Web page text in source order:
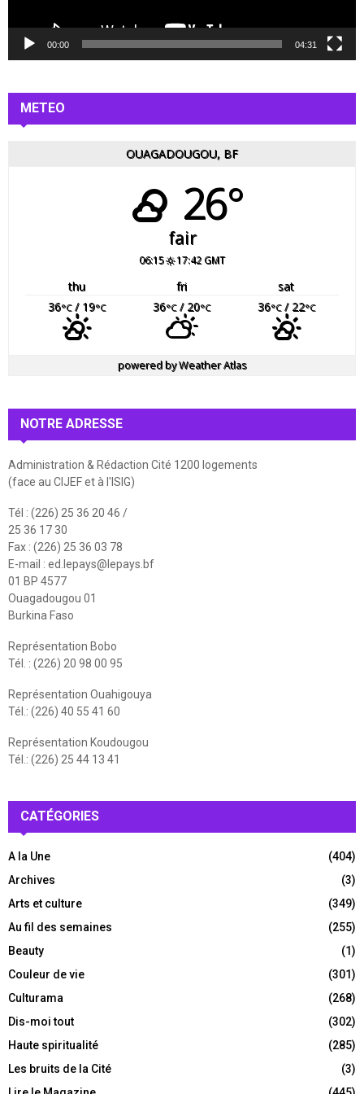
d
o
00:00 04:31
METEO
OUAGADOUGOU, BF
26°
fair
06:15 17:42 GMT
thu fri
sat
36°C/ 19°C 36°C/ 20°C 36°C/ 22°C
powered byWeather Atlas
NOTRE ADRESSE
Administration & Rédaction Cité 1200 logements
(face au CIJEF et à l'ISIG)
Tél : (226) 25 36 20 46 /
25 36 17 30
Fax : (226) 25 36 03 78
E-mail : ed.lepays@lepays.bf
01 BP 4577
Ouagadougou 01
Burkina Faso
Représentation Bobo
Tél. : (226) 20 98 00 95
Représentation Ouahigouya
Tél.: (226) 40 55 41 60
Représentation Koudougou
Tél.: (226) 25 44 13 41
CATÉGORIES
A la Une
(404)
Archives
(3)
Arts et culture
(349)
Au fil des semaines
(255)
Beauty
(1)
Couleur de vie
(301)
Culturama
(268)
Dis-moi tout
(302)
Haute spiritualité
(285)
Les bruits de la Cité
(3)